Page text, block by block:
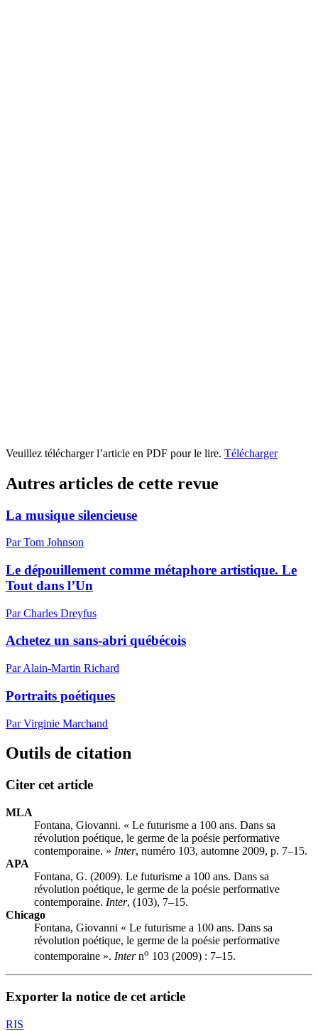
Veuillez télécharger l’article en PDF pour le lire. Télécharger
Autres articles de cette revue
La musique silencieuse
Par Tom Johnson
Le dépouillement comme métaphore artistique. Le
Tout dans l’Un
Par Charles Dreyfus
Achetez un sans-abri québécois
Par Alain-Martin Richard
Portraits poétiques
Par Virginie Marchand
Outils de citation
Citer cet article
MLA
Fontana, Giovanni. « Le futurisme a 100 ans. Dans sa
révolution poétique, le germe de la poésie performative
contemporaine. » Inter, numéro 103, automne 2009, p. 7–15.
APA
Fontana, G. (2009). Le futurisme a 100 ans. Dans sa
révolution poétique, le germe de la poésie performative
contemporaine. Inter, (103), 7–15.
Chicago
Fontana, Giovanni « Le futurisme a 100 ans. Dans sa
révolution poétique, le germe de la poésie performative
contemporaine ». Interno 103 (2009) : 7–15.
Exporter la notice de cet article
RIS